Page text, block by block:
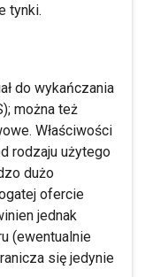
tynki.
do wykańczania
można też
Właściwości
rodzaju użytego
dużo
ofercie
jednak
(ewentualnie
się jedynie